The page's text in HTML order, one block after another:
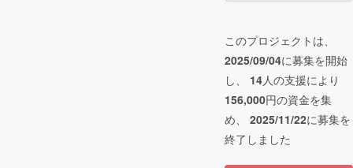
このプロジェクトは、
2025/09/04に募集を開始
し、 14人の支援により
156,000円の資金を集
め、 2025/11/22に募集を
終了しました